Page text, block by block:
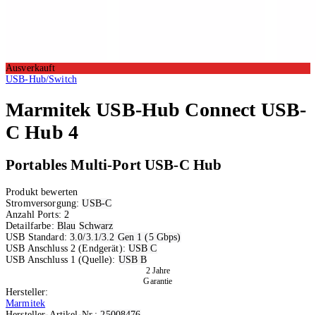
Ausverkauft
USB-Hub/Switch
Marmitek USB-Hub Connect USB-
C Hub 4
Portables Multi-Port USB-C Hub
Produkt bewerten
Stromversorgung:USB-C
Anzahl Ports: 2
Detailfarbe: Blau Schwarz
USB Standard: 3.0/3.1/3.2 Gen 1 (5 Gbps)
USB Anschluss 2 (Endgerät): USB C
USB Anschluss 1 (Quelle): USB B
2 Jahre
Garantie
Hersteller:
Marmitek